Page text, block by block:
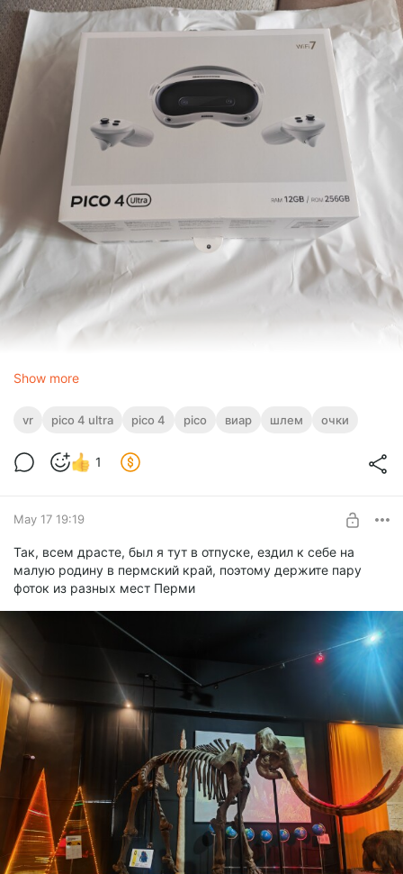
Show more
vr pico 4 ultra pico 4 pico виар шлем очки
1
May 17 19:19
Так, всем драсте, был я тут в отпуске, ездил к себе на
малую родину в пермский край, поэтому держите пару
фоток из разных мест Перми